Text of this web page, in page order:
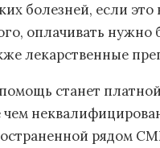
болезней, если
оплачивать нужно
лекарственные
станет
чем
рядом